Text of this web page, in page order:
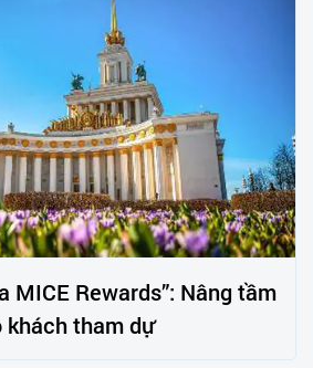
MICE Rewards”: Nâng tầm
tham dự